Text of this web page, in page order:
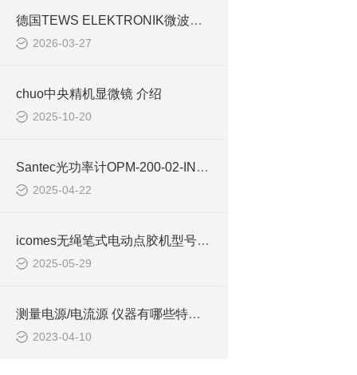
德国TEWS ELEKTRONIK微波水分仪：透明膜/塑料薄膜/尼龙薄膜水分检测
2026-03-27
chuo中央精机显微镜 介绍
2025-10-20
Santec光功率计OPM-200-02-IN2 SD-FC
2025-04-22
icomes无绳笔式电动点胶机型号及介绍
2025-05-29
测量电源/电流源 仪器有哪些特点及应用
2023-04-10